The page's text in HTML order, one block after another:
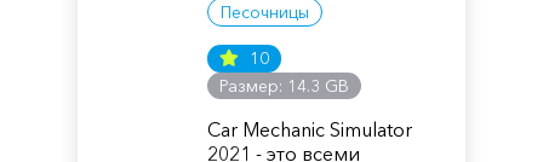
Песочницы
10
Размер: 14.3 GB
Car Mechanic Simulator
2021 - это всеми